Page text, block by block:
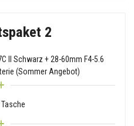
2
II Schwarz + 28-60mm F4-5.6
(Sommer Angebot)